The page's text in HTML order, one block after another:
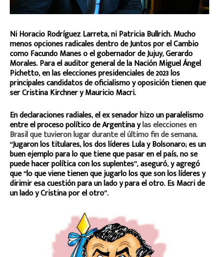
Ni Horacio Rodríguez Larreta, ni Patricia Bullrich. Mucho
menos opciones radicales dentro de Juntos por el Cambio
como Facundo Manes o el gobernador de Jujuy, Gerardo
Morales. Para el auditor general de la Nación Miguel Ángel
Pichetto, en las elecciones presidenciales de 2023 los
principales candidatos de oficialismo y oposición tienen que
ser Cristina Kirchner y Mauricio Macri.
En declaraciones radiales, el ex senador hizo un paralelismo
entre el proceso político de Argentina ylas elecciones en
Brasil que tuvieron lugar durante el último fin de semana.
“Jugaron los titulares, los dos líderes Lula y Bolsonaro; es un
buen ejemplo para lo que tiene que pasar en el país, no se
puede hacer política con los suplentes”, aseguró, y agregó
que “lo que viene tienen que jugarlo los que son los líderes y
dirimir esa cuestión para un lado y para el otro. Es Macri de
un lado y Cristina por el otro”.